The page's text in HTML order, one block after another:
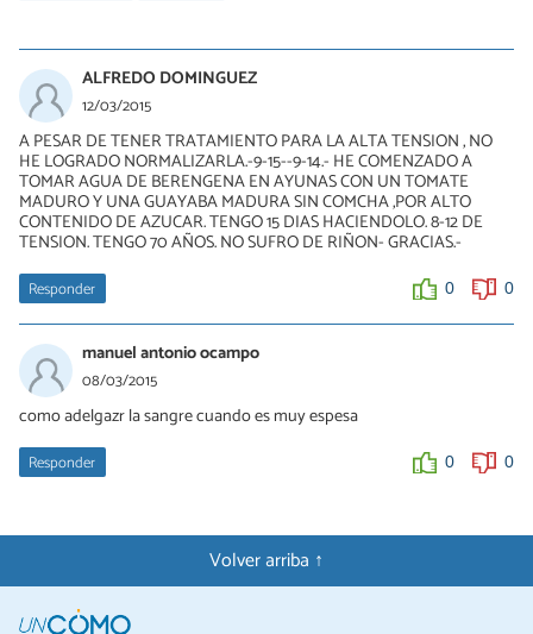
20/04/2015
Hola, visita a un médico. Saludos
0
ALFREDO DOMINGUEZ
12/03/2015
A PESAR DE TENER TRATAMIENTO PARA LA ALTA TENSION , NO
HE LOGRADO NORMALIZARLA.-9-15--9-14.- HE COMENZADO A
TOMAR AGUA DE BERENGENA EN AYUNAS CON UN TOMATE
MADURO Y UNA GUAYABA MADURA SIN COMCHA ,POR ALTO
CONTENIDO DE AZUCAR. TENGO 15 DIAS HACIENDOLO. 8-12 DE
TENSION. TENGO 70 AÑOS. NO SUFRO DE RIÑON- GRACIAS.-
Responder 0 0
manuel antonio ocampo
08/03/2015
como adelgazr la sangre cuando es muy espesa
Responder 0 0
Volver arriba ↑